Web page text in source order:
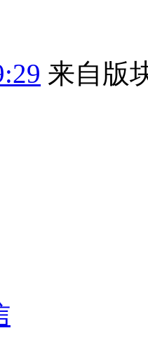
来自版